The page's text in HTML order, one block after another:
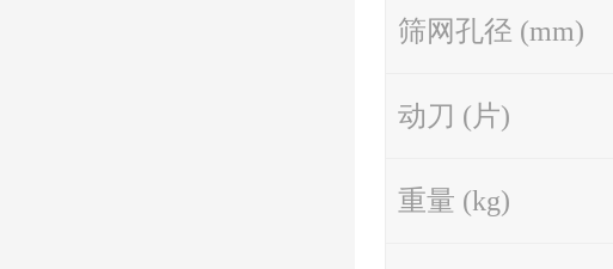
筛网孔径 (mm)
动刀 (片)
重量 (kg)